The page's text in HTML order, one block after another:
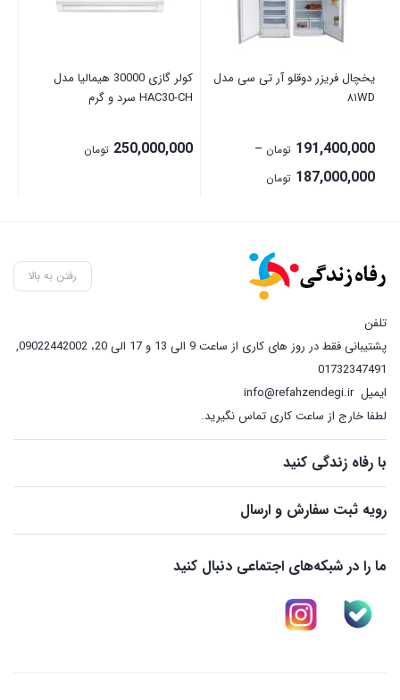
یخچال فریزر دوقلو آر تی سی مدل
۸۱WD
191,400,000 تومان –
187,000,000 تومان
through
191,400,000 تومان
کولر گازی 30000 هیمالیا مدل
HAC30-CH سرد و گرم
250,000,000 تومان
رفتن به بالا
تلفن
پشتیبانی فقط در روز های کاری از ساعت 9 الی 13 و 17 الی 20، 09022442002
,
01732347491
ایمیلinfo@refahzendegi.ir
لطفا خارج از ساعت کاری تماس نگیرید.
با رفاه زندگی کنید
رویه ثبت سفارش و ارسال
ما را در شبکه‌های اجتماعی دنبال کنید